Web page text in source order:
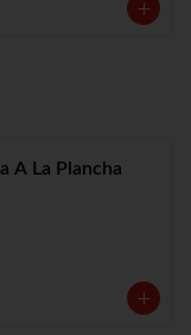
A La Plancha